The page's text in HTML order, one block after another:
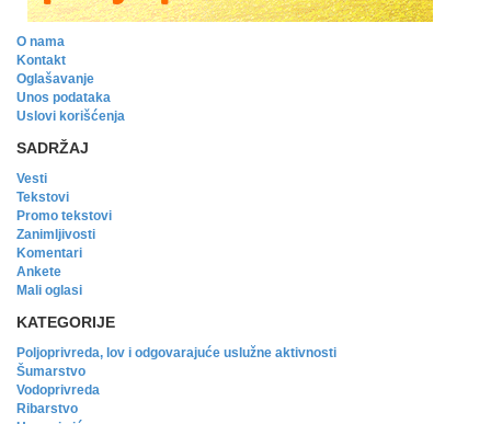
O nama
Kontakt
Oglašavanje
Unos podataka
Uslovi korišćenja
SADRŽAJ
Vesti
Tekstovi
Promo tekstovi
Zanimljivosti
Komentari
Ankete
Mali oglasi
KATEGORIJE
Poljoprivreda, lov i odgovarajuće uslužne aktivnosti
Šumarstvo
Vodoprivreda
Ribarstvo